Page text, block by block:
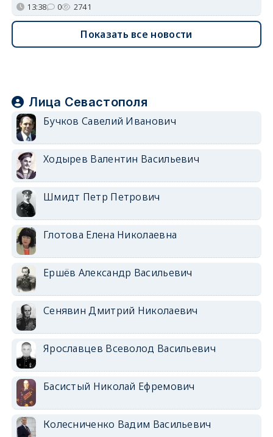
13:38 0 2741
Показать все новости
Лица Севастополя
Бучков Савелий Иванович
Ходырев Валентин Васильевич
Шмидт Петр Петрович
Глотова Елена Николаевна
Ершёв Александр Васильевич
Сенявин Дмитрий Николаевич
Ярославцев Всеволод Васильевич
Басистый Николай Ефремович
Колесниченко Вадим Васильевич